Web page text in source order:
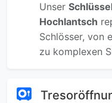
Unser
Hochlantsch
Schlösser, von
zu komplexen